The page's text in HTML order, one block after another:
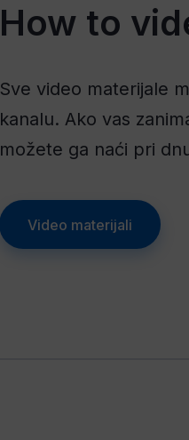
How to
Sve video materijale
kanalu. Ako vas
možete ga naći pri
Video materijali